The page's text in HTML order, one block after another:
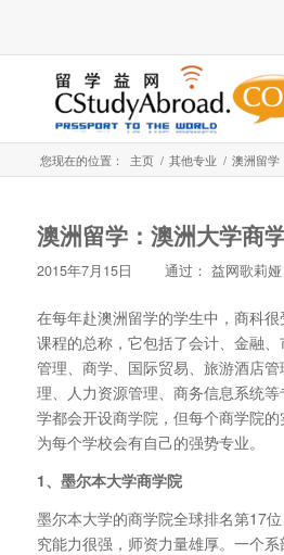
您现在的位置： 主页 / 其他专业 / 澳洲留学
澳洲留学：澳洲大学商
2015年7月15日 通过： 益网歌莉娅
在每年赴澳洲留学的学生中，商科
课程的总称，它包括了会计、金融
管理、商学、国际贸易、旅游酒店
理、人力资源管理、商务信息系统
学都会开设商学院，但每个商学院
为每个学校会有自己的强势专业。
1、墨尔本大学商学院
墨尔本大学的商学院全球排名第17
究能力很强，师资力量雄厚。一个